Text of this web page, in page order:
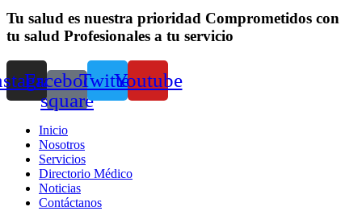
Tu salud es nuestra prioridad Comprometidos con
tu salud Profesionales a tu servicio
Facebook-
square
TwitterYoutube
Inicio
Nosotros
Servicios
Directorio Médico
Noticias
Contáctanos